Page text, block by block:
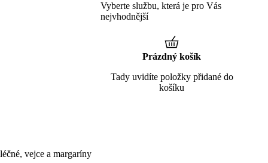
vejce a margaríny
Vyberte službu, která je pro Vás
nejvhodnější
Prázdný košík
Tady uvidíte položky přidané do
košíku